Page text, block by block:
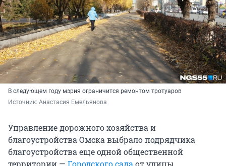
В следующем году мэрия ограничится ремонтом тротуаров
Источник: Анастасия Емельянова
Управление дорожного хозяйства и
благоустройства Омска выбрало подрядчика
благоустройства еще одной общественной
территории — Городского садаот улицы